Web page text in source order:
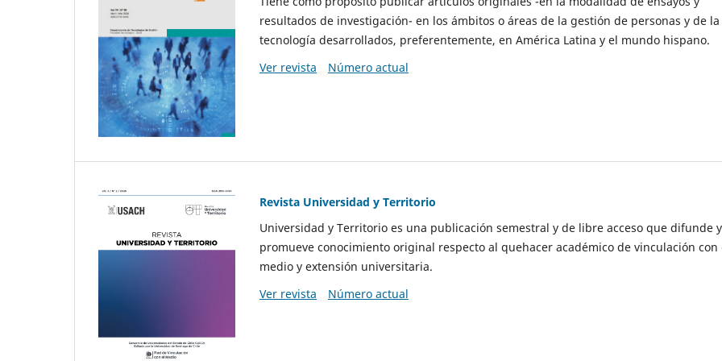
resultados de investigación- en los ámbitos o áreas de la gestión de personas y de la
tecnología desarrollados, preferentemente, en América Latina y el mundo hispano.
Ver revista
Número actual
Revista Universidad y Territorio
Universidad y Territorio es una publicación semestral y de libre acceso que difunde y
promueve conocimiento original respecto al quehacer académico de vinculación con
medio y extensión universitaria.
Ver revista
Número actual